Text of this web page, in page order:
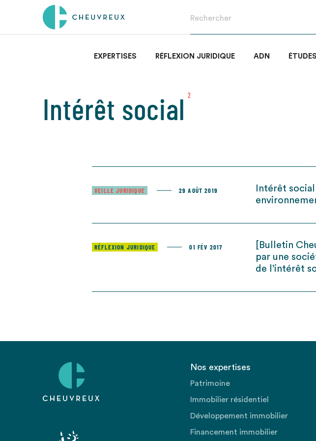
EXPERTISES RÉFLEXION JURIDIQUE ADN ÉTUDES
Intérêt social 2
VEILLE JURIDIQUE 29 AOÛT 2019
Intérêt
RÉFLEXION JURIDIQUE 01 FÉV 2017
[Bulletin
par une
de l’intérêt
Nos expertises
Patrimoine
Immobilier résidentiel
Développement immobilier
Financement immobilier